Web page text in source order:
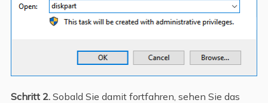
Schritt 2.Sobald Sie damit fortfahren, sehen Sie das